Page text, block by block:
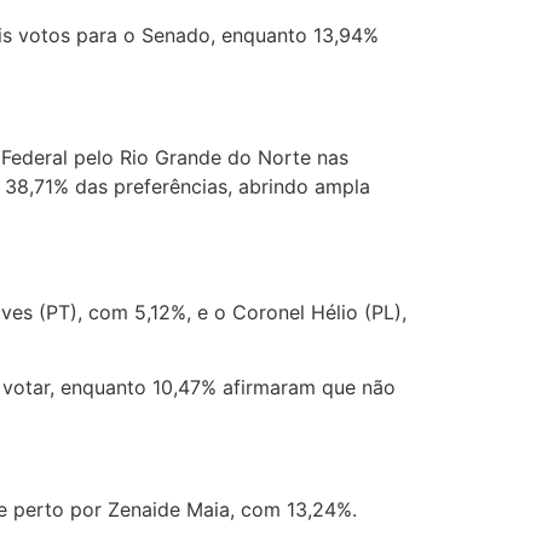
votos para o Senado, enquanto 13,94%
pelo Rio Grande do Norte nas
das preferências, abrindo ampla
(PT), com 5,12%, e o Coronel Hélio (PL),
enquanto 10,47% afirmaram que não
por Zenaide Maia, com 13,24%.